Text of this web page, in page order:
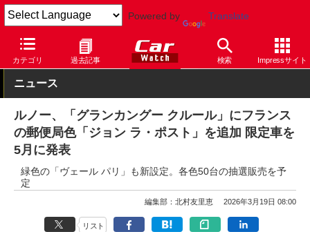
Powered by Translate
カテゴリ 過去記事 検索 Impressサイト
Car Watch 自動車 ルノー カングー
ニュース
ルノー、「グランカングー クルール」にフランス
の郵便局色「ジョン ラ・ポスト」を追加 限定車を
5月に発表
緑色の「ヴェール パリ」も新設定。各色50台の抽選販売を予
定
編集部：北村友里恵 2026年3月19日 08:00
リスト